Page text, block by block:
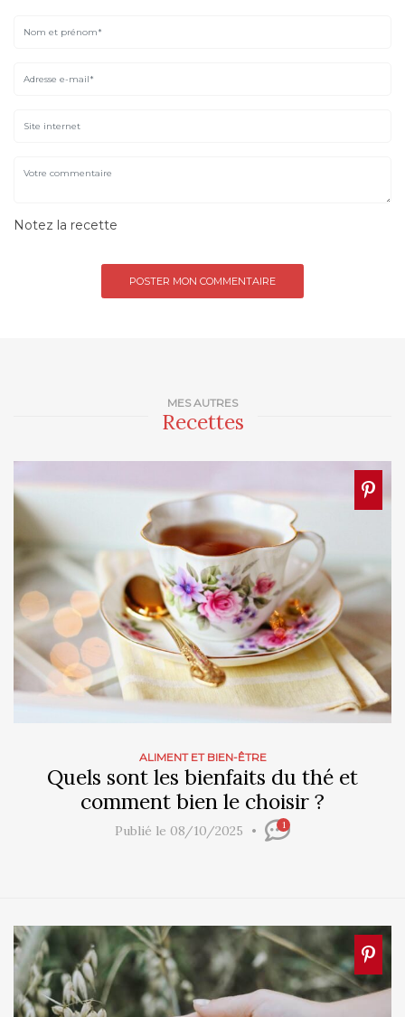
MES AUTRES
Recettes
ALIMENT ET BIEN-ÊTRE
Quels sont les bienfaits du thé et
comment bien le choisir ?
Publié le 08/10/2025 1
Notez la recette